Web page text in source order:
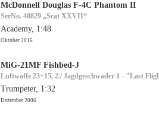
McDonnell Douglas F-4C Phantom II
SerNo. 40829 „Scat XXVII“
Academy, 1:48
Oktober 2016
MiG-21MF Fishbed-J
Luftwaffe 23+15, 2./ Jagdgeschwader 1 - "Last
Trumpeter, 1:32
Dezember 2006